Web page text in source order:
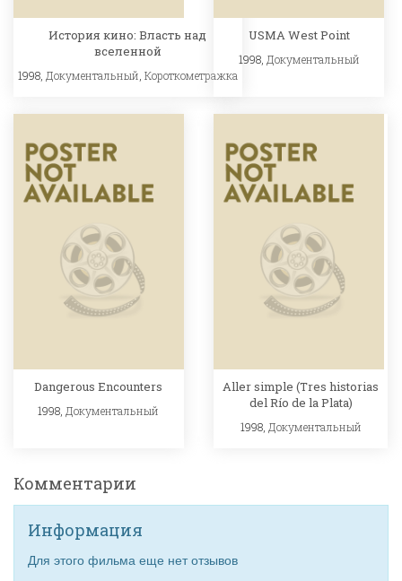
История кино: Власть над
вселенной
1998, Документальный Короткометражка
USMA West Point
1998, Документальный
Dangerous Encounters
1998,Документальный
Aller simple (Tres historias
del Río de la Plata)
1998, Документальный
Комментарии
Информация
Для этого фильма еще нет отзывов